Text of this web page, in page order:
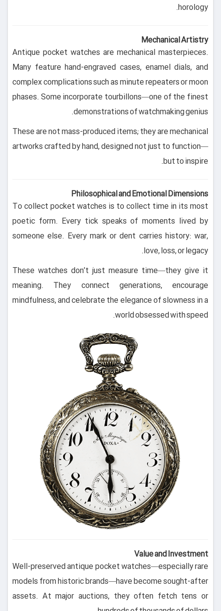
horology.
Mechanical Artistry
Antique pocket watches are mechanical masterpieces.
Many feature hand-engraved cases, enamel dials, and
complex complications such as minute repeaters or moon
phases. Some incorporate tourbillons—one of the finest
demonstrations of watchmaking genius.
These are not mass-produced items; they are mechanical
artworks crafted by hand, designed not just to function—
but to inspire.
Philosophical and Emotional Dimensions
To collect pocket watches is to collect time in its most
poetic form. Every tick speaks of moments lived by
someone else. Every mark or dent carries history: war,
love, loss, or legacy.
These watches don’t just measure time—they give it
meaning. They connect generations, encourage
mindfulness, and celebrate the elegance of slowness in a
world obsessed with speed.
Value and Investment
Well-preserved antique pocket watches—especially rare
models from historic brands—have become sought-after
assets. At major auctions, they often fetch tens or